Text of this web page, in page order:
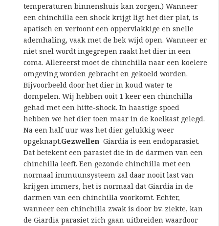
temperaturen binnenshuis kan zorgen.) Wanneer
een chinchilla een shock krijgt ligt het dier plat, is
apatisch en vertoont een oppervlakkige en snelle
ademhaling, vaak met de bek wijd open. Wanneer er
niet snel wordt ingegrepen raakt het dier in een
coma. Allereerst moet de chinchilla naar een koelere
omgeving worden gebracht en gekoeld worden.
Bijvoorbeeld door het dier in koud water te
dompelen. Wij hebben ooit 1 keer een chinchilla
gehad met een hitte-shock. In haastige spoed
hebben we het dier toen maar in de koelkast gelegd.
Na een half uur was het dier gelukkig weer
opgeknapt.Gezwellen Giardia is een endoparasiet.
Dat betekent een parasiet die in de darmen van een
chinchilla leeft. Een gezonde chinchilla met een
normaal immuunsysteem zal daar nooit last van
krijgen immers, het is normaal dat Giardia in de
darmen van een chinchilla voorkomt. Echter,
wanneer een chinchilla zwak is door bv. ziekte, kan
de Giardia parasiet zich gaan uitbreiden waardoor